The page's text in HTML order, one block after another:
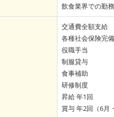
飲食業界での勤
交通費全額支給
各種社会保険完備
役職手当
制服貸与
食事補助
研修制度
昇給 年1回
賞与 年2回（6月